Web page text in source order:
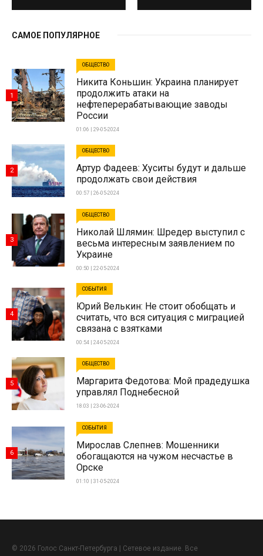
САМОЕ ПОПУЛЯРНОЕ
ОБЩЕСТВО
Никита Коньшин: Украина планирует
продолжить атаки на
нефтеперерабатывающие заводы
России
01:06 | 29-05-2024
1
ОБЩЕСТВО
Артур Фадеев: Хуситы будут и дальше
продолжать свои действия
00:57 | 26-05-2024
2
ОБЩЕСТВО
Николай Шлямин: Шредер выступил с
весьма интересным заявлением по
Украине
00:50 | 22-05-2024
3
СОБЫТИЯ
Юрий Велькин: Не стоит обобщать и
считать, что вся ситуация с миграцией
связана с взятками
00:54 | 24-05-2024
4
ОБЩЕСТВО
Маргарита Федотова: Мой прадедушка
управлял Поднебесной
18:03 | 23-06-2024
5
СОБЫТИЯ
Мирослав Слепнев: Мошенники
обогащаются на чужом несчастье в
Орске
01:10 | 31-05-2024
6
© 2026 Голос Санкт-Петербурга | Сетевое издание. Все